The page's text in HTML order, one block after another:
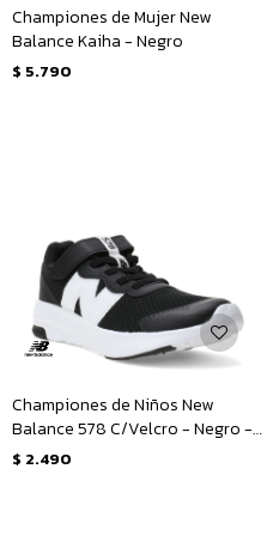
Championes de Mujer New
Balance Kaiha - Negro
$ 5.790
Championes de Niños New
Balance 578 C/Velcro - Negro -
Blanco
$ 2.490